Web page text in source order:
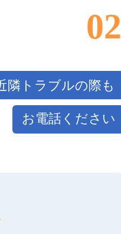
02
隣トラブルの際も
お電話ください